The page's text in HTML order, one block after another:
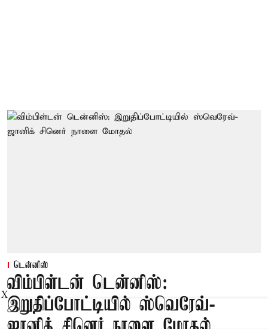
டென்னிஸ்
விம்பிள்டன் டென்னிஸ்:
இறுதிப்போட்டியில் ஸ்வெரேவ்-
X